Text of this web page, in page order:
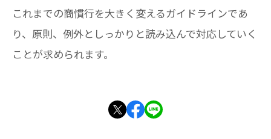
これまでの商慣行を大きく変えるガイドラインであ
り、原則、例外としっかりと読み込んで対応していく
ことが求められます。